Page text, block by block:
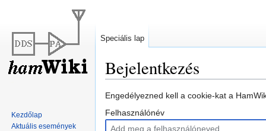
Bejelentkezés
Ugrás
a
navigációhoz
Ugrás
a
kereséshez
Engedélyezned kell a cookie-kat a
Felhasználónév
Speciális lap
Kezdőlap
Aktuális események